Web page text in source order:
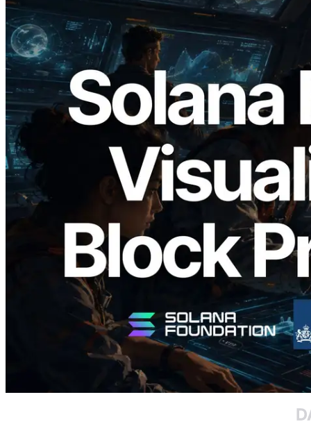
2026.05.24
Validators Solutions Meluncurkan Solana
Block Analyzer — Memvisualisasikan
Waktu Produksi Blok per Slot dan
Validator yang Ditugaskan